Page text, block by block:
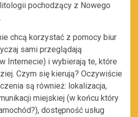
pochodzący z Nowego
chcą korzystać z pomocy biur
sami przeglądają
Internecie) i wybierają te, które
Czym się kierują? Oczywiście
są również: lokalizacja,
miejskiej (w końcu który
dostępność usług